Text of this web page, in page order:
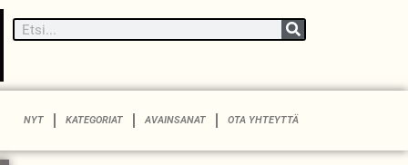
NYT KATEGORIAT AVAINSANAT OTA YHTEYTTÄ